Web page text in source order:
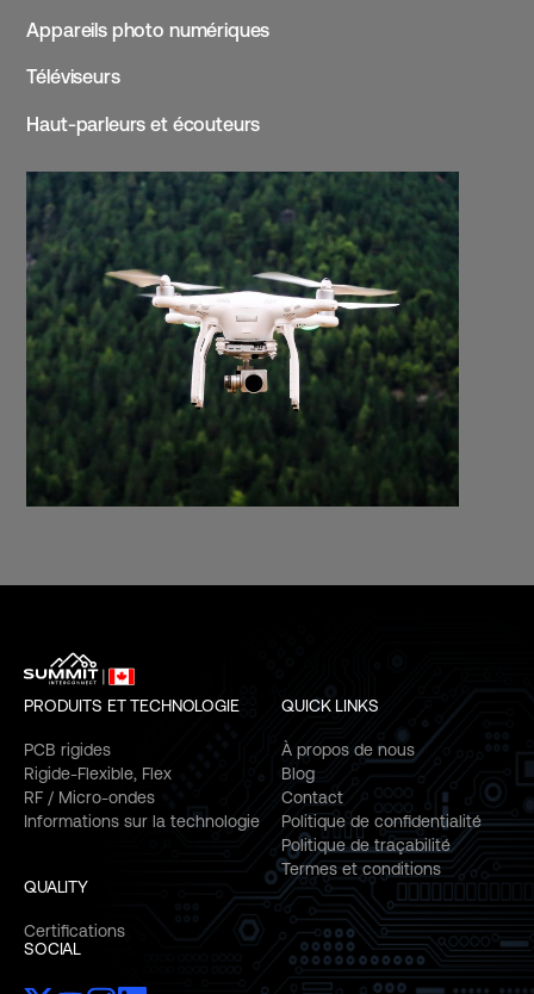
Appareils photo numériques
Téléviseurs
Haut-parleurs et écouteurs
PRODUITS ET TECHNOLOGIE
PCB rigides
Rigide-Flexible, Flex
RF / Micro-ondes
Informations sur la technologie
QUALITY
Certifications
QUICK LINKS
À propos de nous
Blog
Contact
Politique de confidentialité
Politique de traçabilité
Termes et conditions
SOCIAL